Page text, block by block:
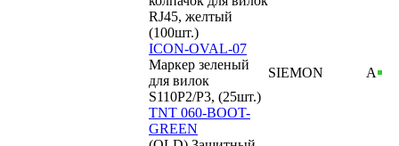
RJ45, желтый
(100шт.)
ICON-OVAL-07
Маркер зеленый
для вилок
S110P2/P3, (25шт.)
SIEMON А
TNT 060-BOOT-
GREEN